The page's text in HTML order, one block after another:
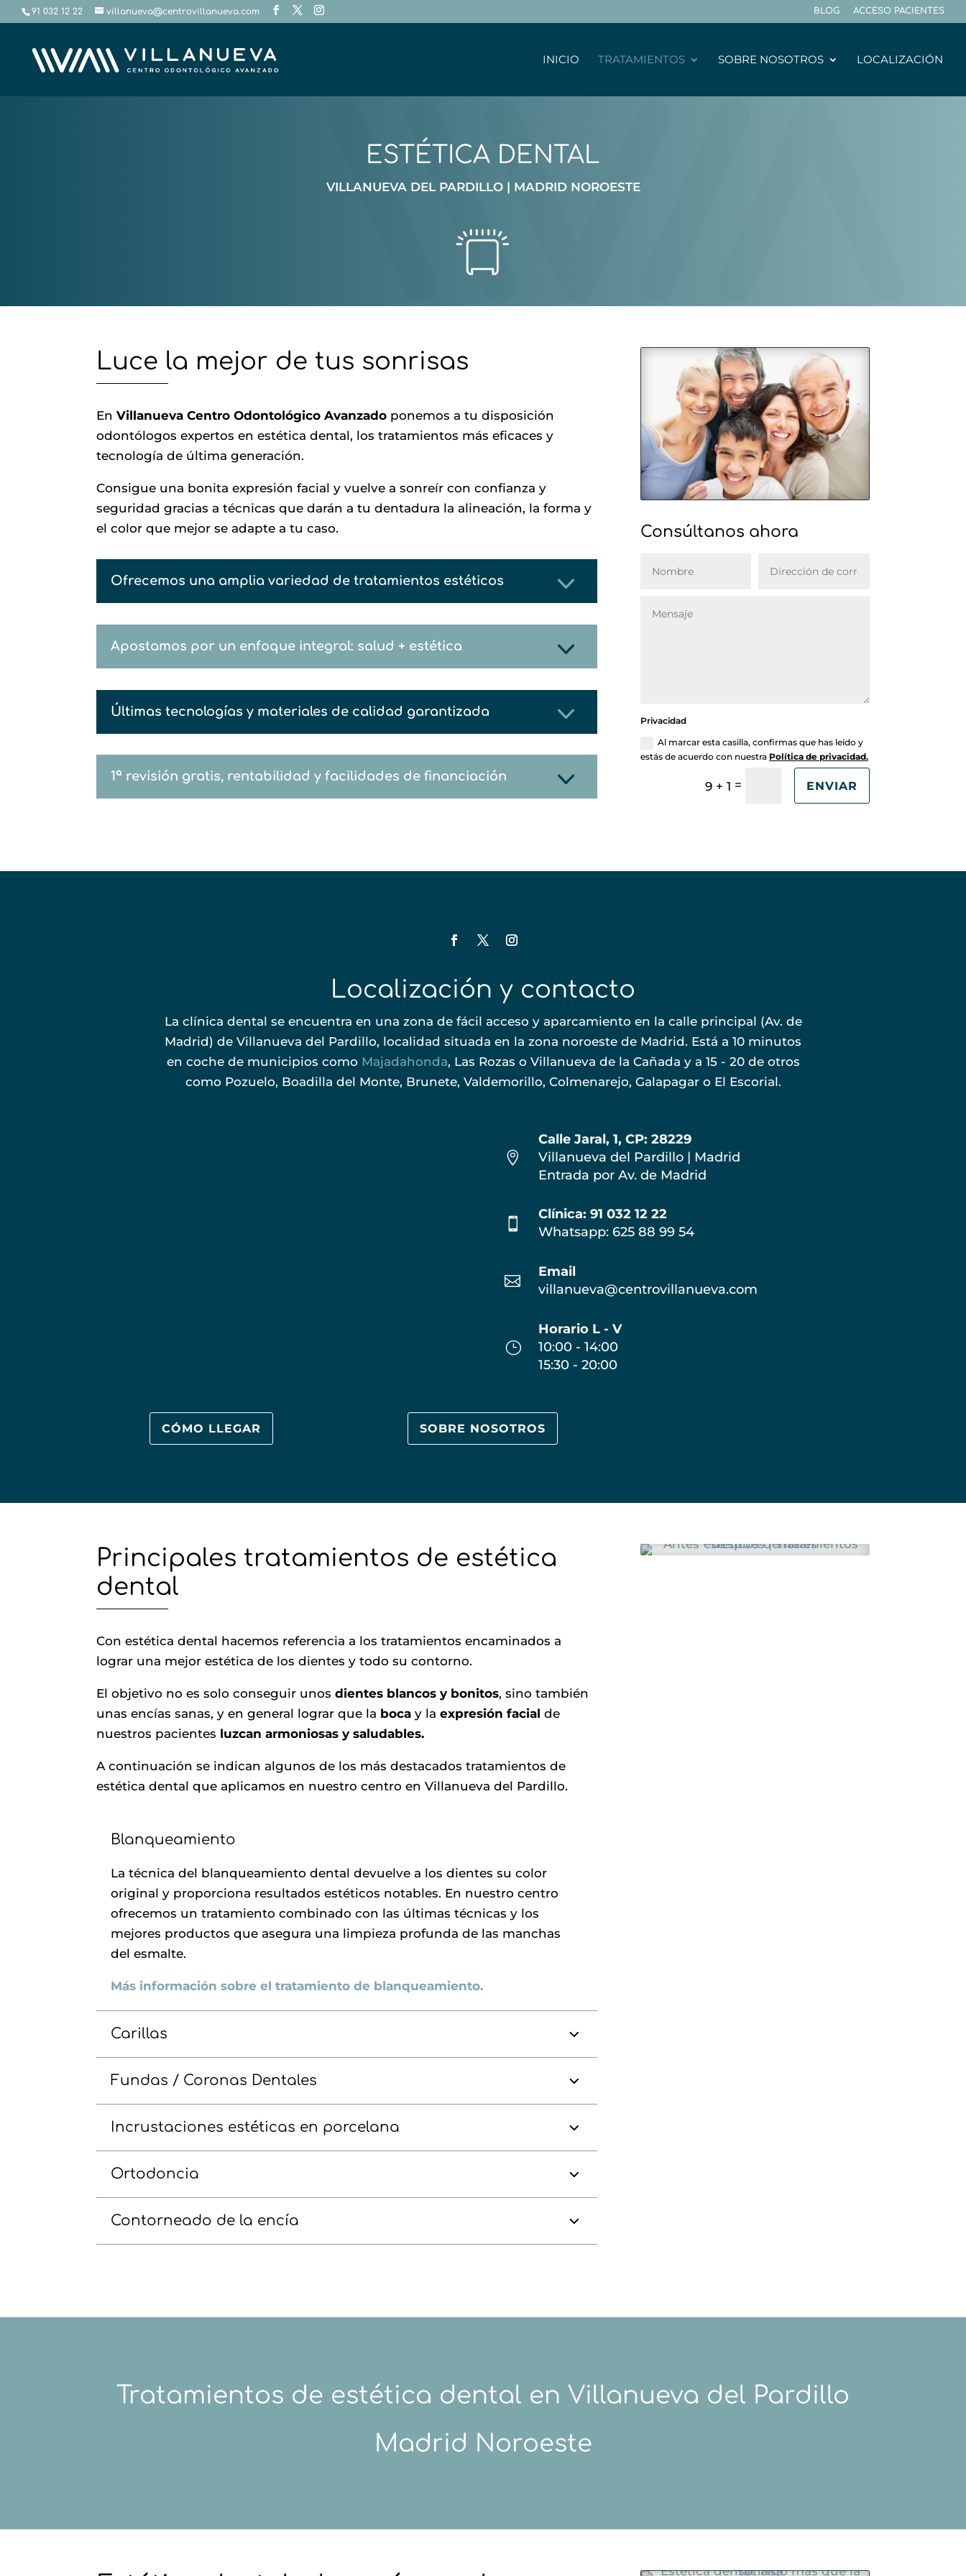
91 032 12 22 villanueva@centrovillanueva.com BLOG ACCESO PACIENTES
INICIO TRATAMIENTOS SOBRE NOSOTROS LOCALIZACIÓN
ESTÉTICA DENTAL
VILLANUEVA DEL PARDILLO | MADRID NOROESTE
Luce la mejor de tus sonrisas
EnVillanueva Centro Odontológico Avanzado ponemos a tu disposición
odontólogos expertos en estética dental, los tratamientos más eficaces y
tecnología de última generación.
Consigue una bonita expresión facial y vuelve a sonreír con confianza y
seguridad gracias a técnicas que darán a tu dentadura la alineación, la forma y
el color que mejor se adapte a tu caso.
Ofrecemos una amplia variedad de tratamientos estéticos
Apostamos por un enfoque integral: salud + estética
Últimas tecnologías y materiales de calidad garantizada
1ª revisión gratis, rentabilidad y facilidades de financiación
Consúltanos ahora
Privacidad
Al marcar esta casilla, confirmas que has leído y
estás de acuerdo con nuestra Política de privacidad.
9 + 1 = ENVIAR
Localización y contacto
La clínica dental se encuentra en una zona de fácil acceso y aparcamiento en la calle principal (Av. de
Madrid) de Villanueva del Pardillo, localidad situada en la zona noroeste de Madrid. Está a 10 minutos
en coche de municipios como Majadahonda, Las Rozas o Villanueva de la Cañada y a 15 - 20 de otros
como Pozuelo, Boadilla del Monte, Brunete, Valdemorillo, Colmenarejo, Galapagar o El Escorial.

Calle Jaral, 1, CP: 28229
Villanueva del Pardillo | Madrid
Entrada por Av. de Madrid

Clínica: 91 032 12 22
Whatsapp: 625 88 99 54

Email
villanueva@centrovillanueva.com
}
Horario L - V
10:00 - 14:00
15:30 - 20:00
CÓMO LLEGAR SOBRE NOSOTROS
Principales tratamientos de estética
dental
Con estética dental hacemos referencia a los tratamientos encaminados a
lograr una mejor estética de los dientes y todo su contorno.
El objetivo no es solo conseguir unosdientes blancos y bonitos, sino también
unas encías sanas, y en general lograr que la boca y laexpresión facial de
nuestros pacientes luzcan armoniosas y saludables.
A continuación se indican algunos de los más destacados tratamientos de
estética dental que aplicamos en nuestro centro en Villanueva del Pardillo.
Blanqueamiento
La técnica del blanqueamiento dental devuelve a los dientes su color
original y proporciona resultados estéticos notables. En nuestro centro
ofrecemos un tratamiento combinado con las últimas técnicas y los
mejores productos que asegura una limpieza profunda de las manchas
del esmalte.
Más información sobre el tratamiento de blanqueamiento.
Carillas
Fundas / Coronas Dentales
Incrustaciones estéticas en porcelana
Ortodoncia
Contorneado de la encía
Tratamientos de estética dental en Villanueva del Pardillo
Madrid Noroeste